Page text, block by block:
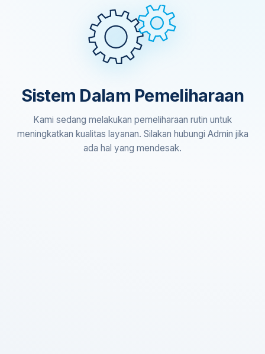
Sistem Dalam Pemeliharaan
Kami sedang melakukan pemeliharaan rutin untuk
meningkatkan kualitas layanan. Silakan hubungi Admin jika
ada hal yang mendesak.